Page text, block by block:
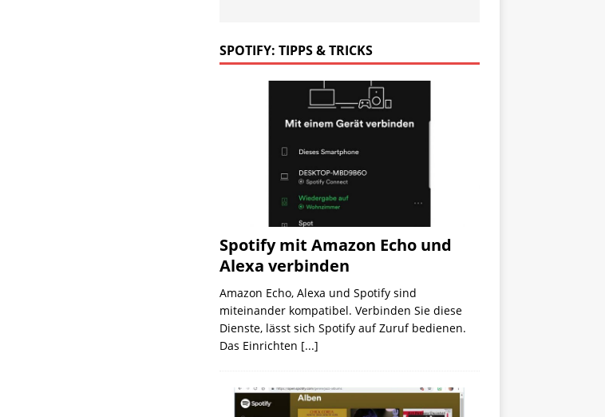
SPOTIFY: TIPPS & TRICKS
Spotify mit Amazon Echo und
Alexa verbinden
Amazon Echo, Alexa und Spotify sind
miteinander kompatibel. Verbinden Sie diese
Dienste, lässt sich Spotify auf Zuruf bedienen.
Das Einrichten [...]